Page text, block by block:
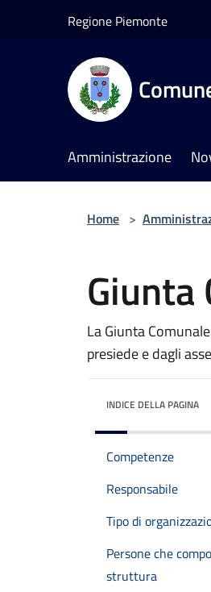
Regione Piemonte
Amministrazione
Home >
Giunta
La Giunta
presiede e dagli
INDICE DELLA PAGINA
Competenze
Responsabile
Tipo di
Persone che
struttura